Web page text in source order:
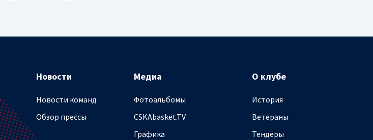
Новости
Новости команд
Обзор прессы
Медиа
Фотоальбомы
CSKAbasket.TV
Графика
О клубе
История
Ветераны
Тендеры